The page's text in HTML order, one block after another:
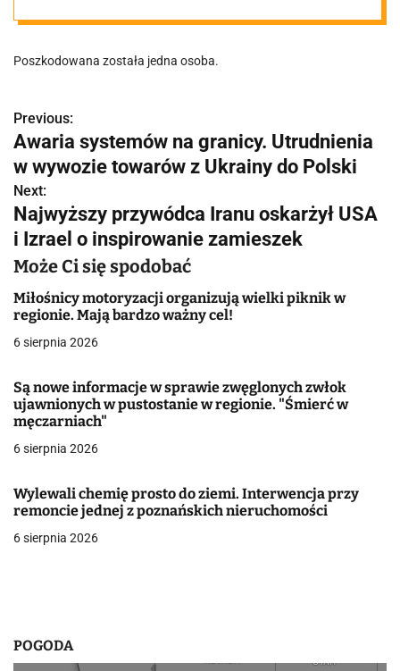
na poznańskim
skrzyżowaniu
Poszkodowana została jedna osoba.
N
a
w
i
g
a
c
a
w
i
s
Previous:
Awaria systemów na granicy. Utrudnienia
w wywozie towarów z Ukrainy do Polski
Next:
Najwyższy przywódca Iranu oskarżył USA
i Izrael o inspirowanie zamieszek
Może Ci się spodobać
Miłośnicy motoryzacji organizują wielki piknik w
regionie. Mają bardzo ważny cel!
6 sierpnia 2026
Są nowe informacje w sprawie zwęglonych zwłok
ujawnionych w pustostanie w regionie. "Śmierć w
męczarniach"
6 sierpnia 2026
Wylewali chemię prosto do ziemi. Interwencja przy
remoncie jednej z poznańskich nieruchomości
6 sierpnia 2026
POGODA